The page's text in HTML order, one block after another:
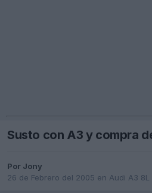
Susto con A3 y compra
Por Jony
26 de Febrero del 2005 en Audi A3